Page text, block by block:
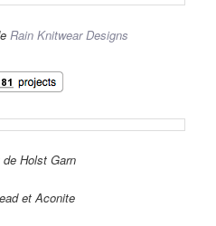
Rain Knitwear Designs
de Holst Garn
et Aconite